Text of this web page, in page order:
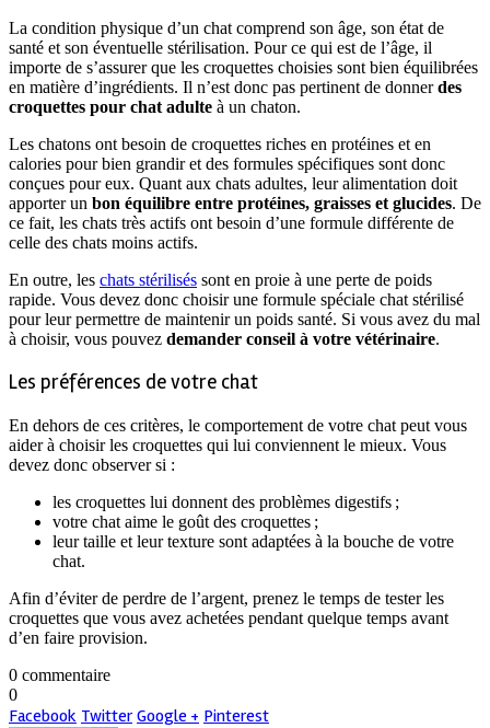
La condition physique d’un chat comprend son âge, son état de
santé et son éventuelle stérilisation. Pour ce qui est de l’âge, il
importe de s’assurer que les croquettes choisies sont bien équilibrées
en matière d’ingrédients. Il n’est donc pas pertinent de donnerdes
croquettes pour chat adulte à un chaton.
Les chatons ont besoin de croquettes riches en protéines et en
calories pour bien grandir et des formules spécifiques sont donc
conçues pour eux. Quant aux chats adultes, leur alimentation doit
apporter un bon équilibre entre protéines, graisses et glucides. De
ce fait, les chats très actifs ont besoin d’une formule différente de
celle des chats moins actifs.
En outre, les chats stérilisés sont en proie à une perte de poids
rapide. Vous devez donc choisir une formule spéciale chat stérilisé
pour leur permettre de maintenir un poids santé. Si vous avez du mal
à choisir, vous pouvez demander conseil à votre vétérinaire.
Les préférences de votre chat
En dehors de ces critères, le comportement de votre chat peut vous
aider à choisir les croquettes qui lui conviennent le mieux. Vous
devez donc observer si :
les croquettes lui donnent des problèmes digestifs ;
votre chat aime le goût des croquettes ;
leur taille et leur texture sont adaptées à la bouche de votre
chat.
Afin d’éviter de perdre de l’argent, prenez le temps de tester les
croquettes que vous avez achetées pendant quelque temps avant
d’en faire provision.
0 commentaire
0
Facebook Twitter Google + Pinterest